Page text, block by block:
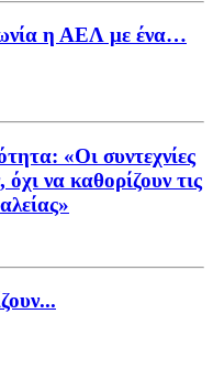
η ΑΕΛ με ένα…
«Οι συντεχνίες
να καθορίζουν τις